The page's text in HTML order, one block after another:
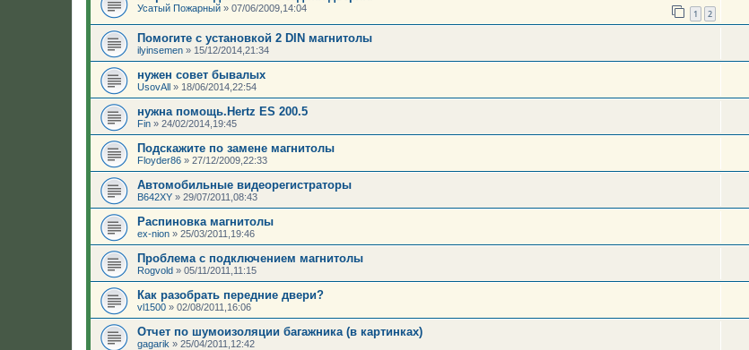
Усатый Пожарный » 07/06/2009,14:04 1 2
Помогите с установкой 2 DIN магнитолы
ilyinsemen » 15/12/2014,21:34
нужен совет бывалых
UsovAll » 18/06/2014,22:54
нужна помощь.Hertz ES 200.5
Fin » 24/02/2014,19:45
Подскажите по замене магнитолы
Floyder86 » 27/12/2009,22:33
Автомобильные видеорегистраторы
B642XY » 29/07/2011,08:43
Распиновка магнитолы
ex-nion » 25/03/2011,19:46
Проблема с подключением магнитолы
Rogvold » 05/11/2011,11:15
Как разобрать передние двери?
vl1500 » 02/08/2011,16:06
Отчет по шумоизоляции багажника (в картинках)
gagarik » 25/04/2011,12:42